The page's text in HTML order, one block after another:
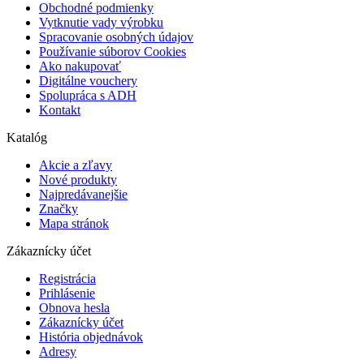
Obchodné podmienky
Vytknutie vady výrobku
Spracovanie osobných údajov
Používanie súborov Cookies
Ako nakupovať
Digitálne vouchery
Spolupráca s ADH
Kontakt
Katalóg
Akcie a zľavy
Nové produkty
Najpredávanejšie
Značky
Mapa stránok
Zákaznícky účet
Registrácia
Prihlásenie
Obnova hesla
Zákaznícky účet
História objednávok
Adresy